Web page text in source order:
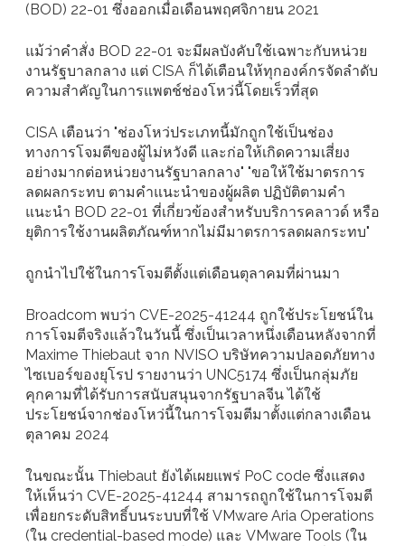
(BOD) 22-01 ซึ่งออกเมื่อเดือนพฤศจิกายน 2021
แม้ว่าคำสั่ง BOD 22-01 จะมีผลบังคับใช้เฉพาะกับหน่วย
งานรัฐบาลกลาง แต่ CISA ก็ได้เตือนให้ทุกองค์กรจัดลำดับ
ความสำคัญในการแพตช์ช่องโหว่นี้โดยเร็วที่สุด
CISA เตือนว่า "ช่องโหว่ประเภทนี้มักถูกใช้เป็นช่อง
ทางการโจมตีของผู้ไม่หวังดี และก่อให้เกิดความเสี่ยง
อย่างมากต่อหน่วยงานรัฐบาลกลาง" "ขอให้ใช้มาตรการ
ลดผลกระทบ ตามคำแนะนำของผู้ผลิต ปฏิบัติตามคำ
แนะนำ BOD 22-01 ที่เกี่ยวข้องสำหรับบริการคลาวด์ หรือ
ยุติการใช้งานผลิตภัณฑ์หากไม่มีมาตรการลดผลกระทบ"
ถูกนำไปใช้ในการโจมตีตั้งแต่เดือนตุลาคมที่ผ่านมา
Broadcom พบว่า CVE-2025-41244 ถูกใช้ประโยชน์ใน
การโจมตีจริงแล้วในวันนี้ ซึ่งเป็นเวลาหนึ่งเดือนหลังจากที่
Maxime Thiebaut จาก NVISO บริษัทความปลอดภัยทาง
ไซเบอร์ของยุโรป รายงานว่า UNC5174 ซึ่งเป็นกลุ่มภัย
คุกคามที่ได้รับการสนับสนุนจากรัฐบาลจีน ได้ใช้
ประโยชน์จากช่องโหว่นี้ในการโจมตีมาตั้งแต่กลางเดือน
ตุลาคม 2024
ในขณะนั้น Thiebaut ยังได้เผยแพร่ PoC code ซึ่งแสดง
ให้เห็นว่า CVE-2025-41244 สามารถถูกใช้ในการโจมตี
เพื่อยกระดับสิทธิ์บนระบบที่ใช้ VMware Aria Operations
(ใน credential-based mode) และ VMware Tools (ใน